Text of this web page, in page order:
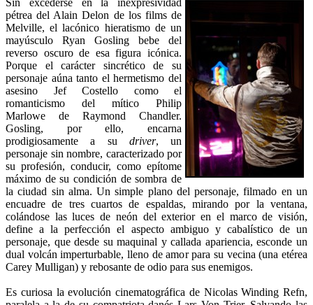
pétrea del Alain Delon de los films de
Melville, el lacónico hieratismo de un
mayúsculo Ryan Gosling bebe del
reverso oscuro de esa figura icónica.
Porque el carácter sincrético de su
personaje aúna tanto el hermetismo del
asesino Jef Costello como el
romanticismo del mítico Philip
Marlowe de Raymond Chandler.
Gosling, por ello, encarna
prodigiosamente a su driver, un
personaje sin nombre, caracterizado por
su profesión, conducir, como epítome
máximo de su condición de sombra de
la ciudad sin alma. Un simple plano del personaje, filmado en un
encuadre de tres cuartos de espaldas, mirando por la ventana,
colándose las luces de neón del exterior en el marco de visión,
define a la perfección el aspecto ambiguo y cabalístico de un
personaje, que desde su maquinal y callada apariencia, esconde un
dual volcán imperturbable, lleno de amor para su vecina (una etérea
Carey Mulligan) y rebosante de odio para sus enemigos.
Es curiosa la evolución cinematográfica de Nicolas Winding Refn,